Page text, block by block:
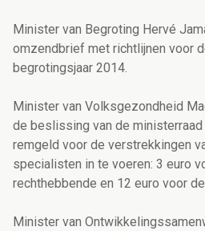
Minister van Begroting Hervé
omzendbrief met richtlijnen voor
begrotingsjaar 2014.
Minister van Volksgezondheid
de beslissing van de ministerraad
remgeld voor de verstrekkingen
specialisten in te voeren: 3 euro
rechthebbende en 12 euro voor
Minister van